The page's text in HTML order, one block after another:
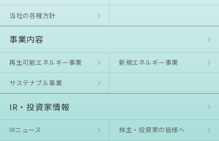
当社の各種方針
事業内容
再生可能エネルギー事業 新規エネルギー事業
サステナブル事業
IR・投資家情報
IRニュース 株主・投資家の皆様へ